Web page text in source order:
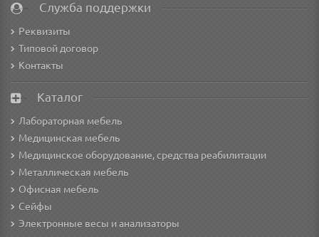
Служба поддержки
Реквизиты
Типовой договор
Контакты
Каталог
Лабораторная мебель
Медицинская мебель
Медицинское оборудование, средства реабилитации
Металлическая мебель
Офисная мебель
Сейфы
Электронные весы и анализаторы